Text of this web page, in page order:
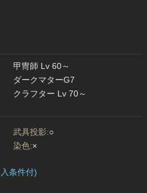
甲冑師 Lv 60～
ダークマターG7
クラフター Lv 70～
武具投影:○
染色:×
条件付)